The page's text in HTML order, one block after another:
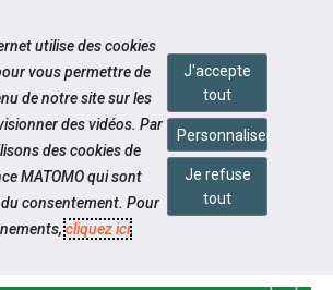
2025 CHEOPS
utilise des cookies
vous permettre de
de notre site sur les
des vidéos. Par
des cookies de
MATOMO qui sont
consentement. Pour
cliquez ici.
J'accepte
tout
Personnaliser
Je refuse
tout